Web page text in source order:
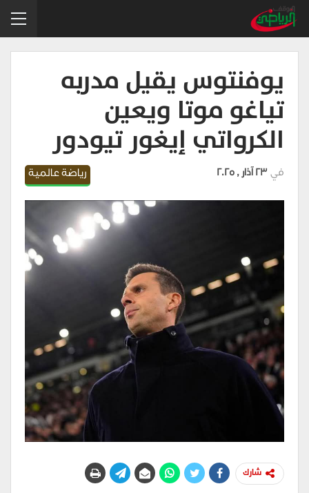
يوفنتوس يقيل مدربه
تياغو موتا ويعين
الكرواتي إيغور تيودور
رياضة عالمية في 23 آذار , 2025
شارك